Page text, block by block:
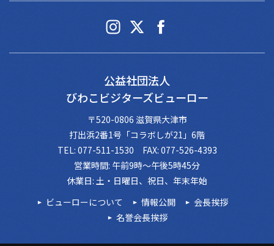
公益社団法人
びわこビジターズビューロー
〒520-0806 滋賀県大津市
打出浜2番1号「コラボしが21」6階
TEL: 077-511-1530 FAX: 077-526-4393
営業時間: 午前9時～午後5時45分
休業日: 土・日曜日、祝日、年末年始
ビューローについて
情報公開
会長挨拶
名誉会長挨拶